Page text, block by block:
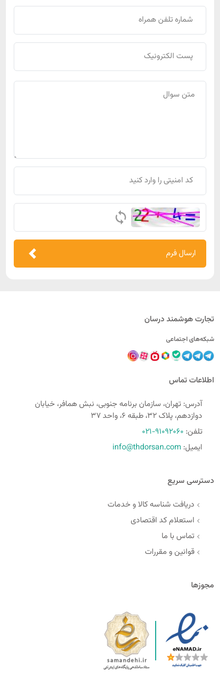
ارسال فرم
تجارت هوشمند درسان
شبکه‌های اجتماعی
اطلاعات تماس
آدرس: تهران، سازمان برنامه جنوبی، نبش همافر، خیابان
دوازدهم، پلاک 32، طبقه 6، واحد 37
تلفن: 021-91092060
ایمیل: info@thdorsan.com
دسترسی سریع
دریافت شناسه کالا و خدمات
استعلام کد اقتصادی
تماس با ما
قوانین و مقررات
مجوزها